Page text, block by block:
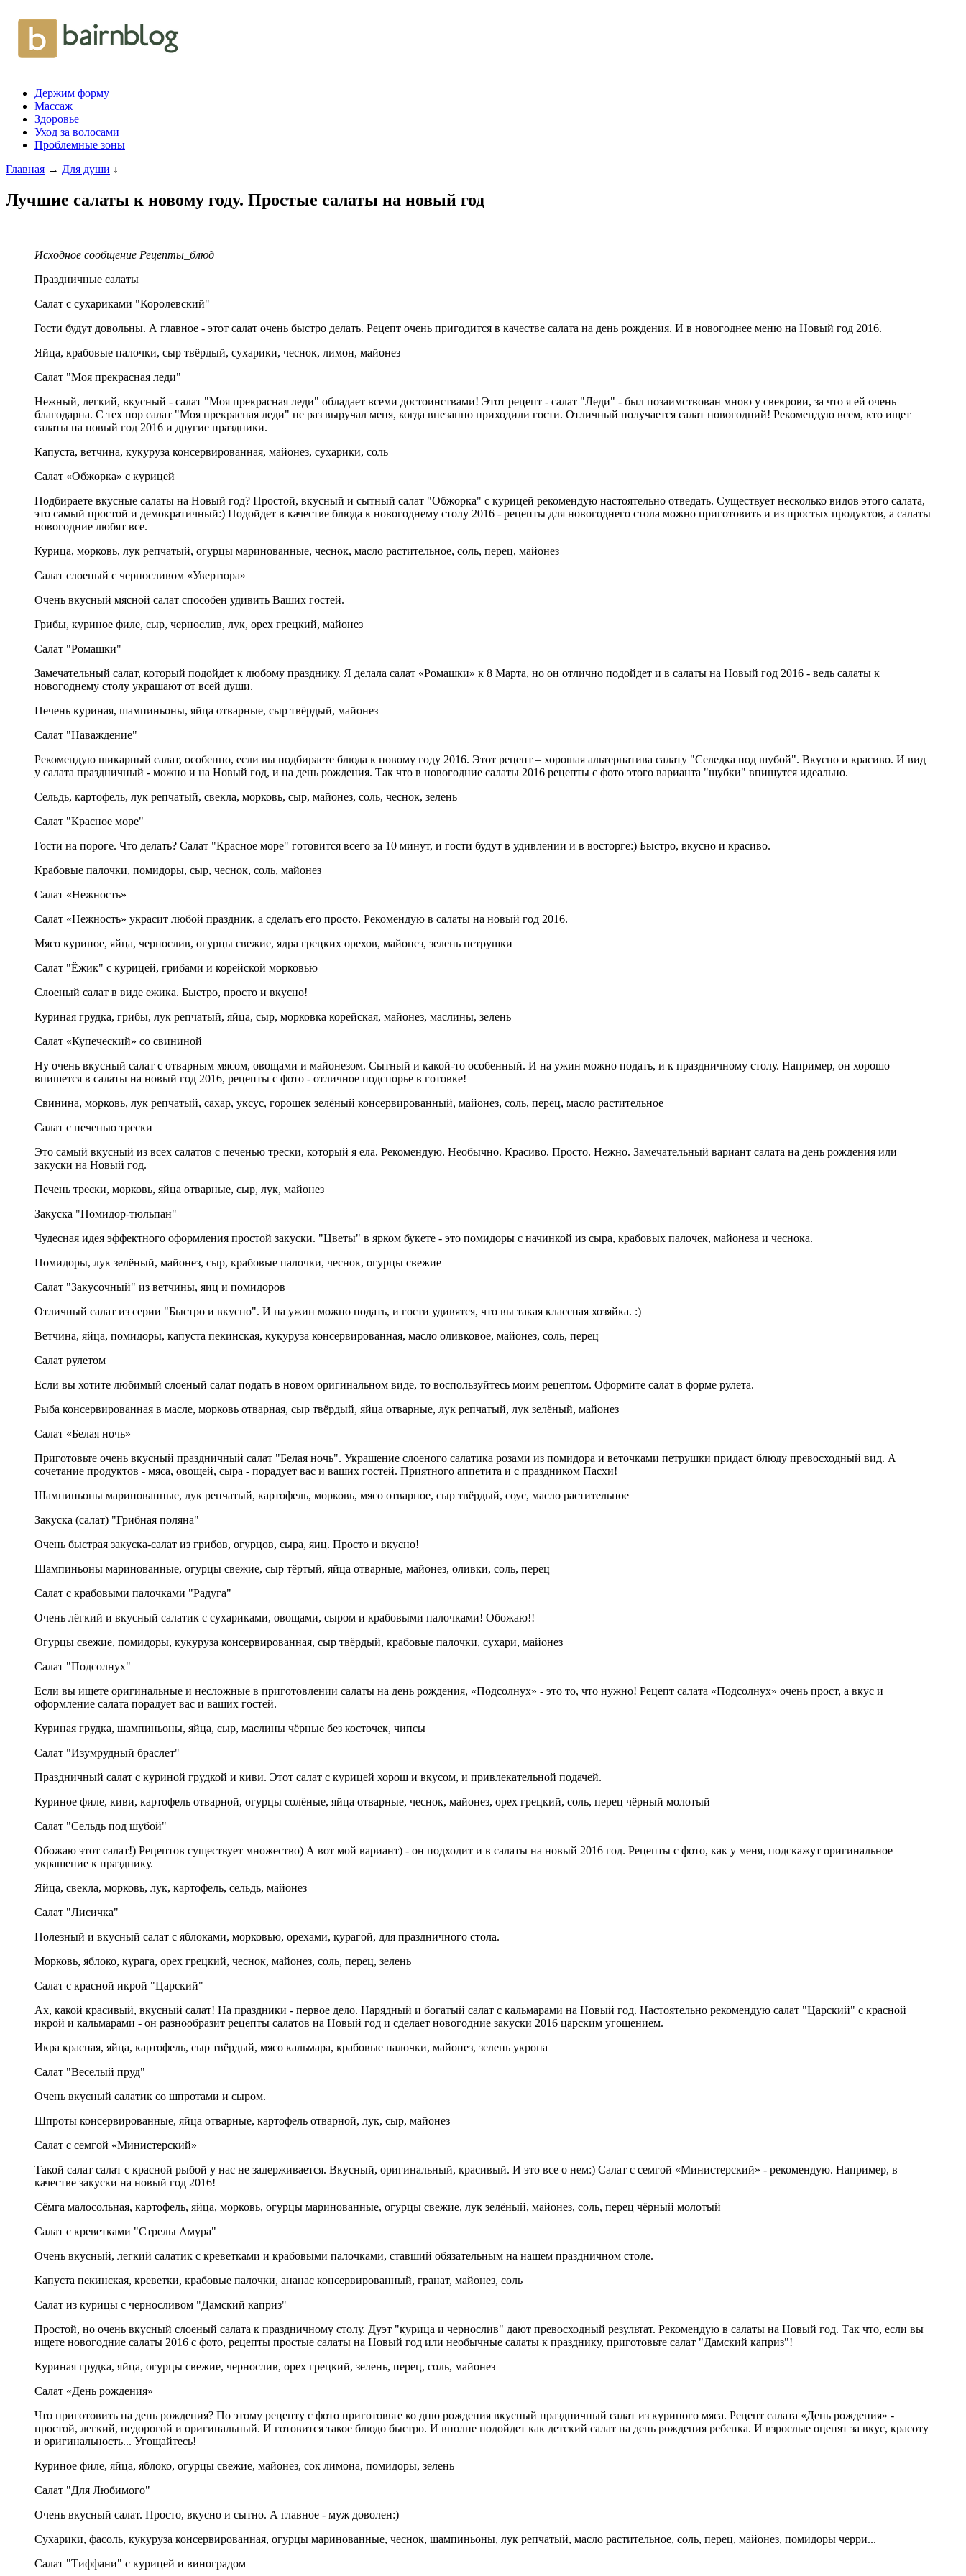
Держим форму
Массаж
Здоровье
Уход за волосами
Проблемные зоны
Главная → Для души ↓
Лучшие салаты к новому году. Простые салаты на новый год
Исходное сообщение Рецепты_блюд
Праздничные салаты
Салат с сухариками "Королевский"
Гости будут довольны. А главное - этот салат очень быстро делать. Рецепт очень пригодится в качестве салата на день рождения. И в новогоднее меню на Новый год 2016.
Яйца, крабовые палочки, сыр твёрдый, сухарики, чеснок, лимон, майонез
Салат "Моя прекрасная леди"
Нежный, легкий, вкусный - салат "Моя прекрасная леди" обладает всеми достоинствами! Этот рецепт - салат "Леди" - был позаимствован мною у свекрови, за что я ей очень
благодарна. С тех пор салат "Моя прекрасная леди" не раз выручал меня, когда внезапно приходили гости. Отличный получается салат новогодний! Рекомендую всем, кто ищет
салаты на новый год 2016 и другие праздники.
Капуста, ветчина, кукуруза консервированная, майонез, сухарики, соль
Салат «Обжорка» с курицей
Подбираете вкусные салаты на Новый год? Простой, вкусный и сытный салат "Обжорка" с курицей рекомендую настоятельно отведать. Существует несколько видов этого салата,
это самый простой и демократичный:) Подойдет в качестве блюда к новогоднему столу 2016 - рецепты для новогоднего стола можно приготовить и из простых продуктов, а салаты
новогодние любят все.
Курица, морковь, лук репчатый, огурцы маринованные, чеснок, масло растительное, соль, перец, майонез
Салат слоеный с черносливом «Увертюра»
Очень вкусный мясной салат способен удивить Ваших гостей.
Грибы, куриное филе, сыр, чернослив, лук, орех грецкий, майонез
Салат "Ромашки"
Замечательный салат, который подойдет к любому празднику. Я делала салат «Ромашки» к 8 Марта, но он отлично подойдет и в салаты на Новый год 2016 - ведь салаты к
новогоднему столу украшают от всей души.
Печень куриная, шампиньоны, яйца отварные, сыр твёрдый, майонез
Салат "Наваждение"
Рекомендую шикарный салат, особенно, если вы подбираете блюда к новому году 2016. Этот рецепт – хорошая альтернатива салату "Селедка под шубой". Вкусно и красиво. И вид
у салата праздничный - можно и на Новый год, и на день рождения. Так что в новогодние салаты 2016 рецепты с фото этого варианта "шубки" впишутся идеально.
Сельдь, картофель, лук репчатый, свекла, морковь, сыр, майонез, соль, чеснок, зелень
Салат "Красное море"
Гости на пороге. Что делать? Салат "Красное море" готовится всего за 10 минут, и гости будут в удивлении и в восторге:) Быстро, вкусно и красиво.
Крабовые палочки, помидоры, сыр, чеснок, соль, майонез
Салат «Нежность»
Салат «Нежность» украсит любой праздник, а сделать его просто. Рекомендую в салаты на новый год 2016.
Мясо куриное, яйца, чернослив, огурцы свежие, ядра грецких орехов, майонез, зелень петрушки
Салат "Ёжик" с курицей, грибами и корейской морковью
Слоеный салат в виде ежика. Быстро, просто и вкусно!
Куриная грудка, грибы, лук репчатый, яйца, сыр, морковка корейская, майонез, маслины, зелень
Салат «Купеческий» со свининой
Ну очень вкусный салат с отварным мясом, овощами и майонезом. Сытный и какой-то особенный. И на ужин можно подать, и к праздничному столу. Например, он хорошо
впишется в салаты на новый год 2016, рецепты с фото - отличное подспорье в готовке!
Свинина, морковь, лук репчатый, сахар, уксус, горошек зелёный консервированный, майонез, соль, перец, масло растительное
Салат с печенью трески
Это самый вкусный из всех салатов с печенью трески, который я ела. Рекомендую. Необычно. Красиво. Просто. Нежно. Замечательный вариант салата на день рождения или
закуски на Новый год.
Печень трески, морковь, яйца отварные, сыр, лук, майонез
Закуска "Помидор-тюльпан"
Чудесная идея эффектного оформления простой закуски. "Цветы" в ярком букете - это помидоры с начинкой из сыра, крабовых палочек, майонеза и чеснока.
Помидоры, лук зелёный, майонез, сыр, крабовые палочки, чеснок, огурцы свежие
Салат "Закусочный" из ветчины, яиц и помидоров
Отличный салат из серии "Быстро и вкусно". И на ужин можно подать, и гости удивятся, что вы такая классная хозяйка. :)
Ветчина, яйца, помидоры, капуста пекинская, кукуруза консервированная, масло оливковое, майонез, соль, перец
Салат рулетом
Если вы хотите любимый слоеный салат подать в новом оригинальном виде, то воспользуйтесь моим рецептом. Оформите салат в форме рулета.
Рыба консервированная в масле, морковь отварная, сыр твёрдый, яйца отварные, лук репчатый, лук зелёный, майонез
Салат «Белая ночь»
Приготовьте очень вкусный праздничный салат "Белая ночь". Украшение слоеного салатика розами из помидора и веточками петрушки придаст блюду превосходный вид. А
сочетание продуктов - мяса, овощей, сыра - порадует вас и ваших гостей. Приятного аппетита и с праздником Пасхи!
Шампиньоны маринованные, лук репчатый, картофель, морковь, мясо отварное, сыр твёрдый, соус, масло растительное
Закуска (салат) "Грибная поляна"
Очень быстрая закуска-салат из грибов, огурцов, сыра, яиц. Просто и вкусно!
Шампиньоны маринованные, огурцы свежие, сыр тёртый, яйца отварные, майонез, оливки, соль, перец
Салат с крабовыми палочками "Радуга"
Очень лёгкий и вкусный салатик с сухариками, овощами, сыром и крабовыми палочками! Обожаю!!
Огурцы свежие, помидоры, кукуруза консервированная, сыр твёрдый, крабовые палочки, сухари, майонез
Салат "Подсолнух"
Если вы ищете оригинальные и несложные в приготовлении салаты на день рождения, «Подсолнух» - это то, что нужно! Рецепт салата «Подсолнух» очень прост, а вкус и
оформление салата порадует вас и ваших гостей.
Куриная грудка, шампиньоны, яйца, сыр, маслины чёрные без косточек, чипсы
Салат "Изумрудный браслет"
Праздничный салат с куриной грудкой и киви. Этот салат с курицей хорош и вкусом, и привлекательной подачей.
Куриное филе, киви, картофель отварной, огурцы солёные, яйца отварные, чеснок, майонез, орех грецкий, соль, перец чёрный молотый
Салат "Сельдь под шубой"
Обожаю этот салат!) Рецептов существует множество) А вот мой вариант) - он подходит и в салаты на новый 2016 год. Рецепты с фото, как у меня, подскажут оригинальное
украшение к празднику.
Яйца, свекла, морковь, лук, картофель, сельдь, майонез
Салат "Лисичка"
Полезный и вкусный салат с яблоками, морковью, орехами, курагой, для праздничного стола.
Морковь, яблоко, курага, орех грецкий, чеснок, майонез, соль, перец, зелень
Салат с красной икрой "Царский"
Ах, какой красивый, вкусный салат! На праздники - первое дело. Нарядный и богатый салат с кальмарами на Новый год. Настоятельно рекомендую салат "Царский" с красной
икрой и кальмарами - он разнообразит рецепты салатов на Новый год и сделает новогодние закуски 2016 царским угощением.
Икра красная, яйца, картофель, сыр твёрдый, мясо кальмара, крабовые палочки, майонез, зелень укропа
Салат "Веселый пруд"
Очень вкусный салатик со шпротами и сыром.
Шпроты консервированные, яйца отварные, картофель отварной, лук, сыр, майонез
Салат с семгой «Министерский»
Такой салат салат с красной рыбой у нас не задерживается. Вкусный, оригинальный, красивый. И это все о нем:) Салат с семгой «Министерский» - рекомендую. Например, в
качестве закуски на новый год 2016!
Сёмга малосольная, картофель, яйца, морковь, огурцы маринованные, огурцы свежие, лук зелёный, майонез, соль, перец чёрный молотый
Салат с креветками "Стрелы Амура"
Очень вкусный, легкий салатик с креветками и крабовыми палочками, ставший обязательным на нашем праздничном столе.
Капуста пекинская, креветки, крабовые палочки, ананас консервированный, гранат, майонез, соль
Салат из курицы с черносливом "Дамский каприз"
Простой, но очень вкусный слоеный салата к праздничному столу. Дуэт "курица и чернослив" дают превосходный результат. Рекомендую в салаты на Новый год. Так что, если вы
ищете новогодние салаты 2016 с фото, рецепты простые салаты на Новый год или необычные салаты к празднику, приготовьте салат "Дамский каприз"!
Куриная грудка, яйца, огурцы свежие, чернослив, орех грецкий, зелень, перец, соль, майонез
Салат «День рождения»
Что приготовить на день рождения? По этому рецепту с фото приготовьте ко дню рождения вкусный праздничный салат из куриного мяса. Рецепт салата «День рождения» -
простой, легкий, недорогой и оригинальный. И готовится такое блюдо быстро. И вполне подойдет как детский салат на день рождения ребенка. И взрослые оценят за вкус, красоту
и оригинальность... Угощайтесь!
Куриное филе, яйца, яблоко, огурцы свежие, майонез, сок лимона, помидоры, зелень
Салат "Для Любимого"
Очень вкусный салат. Просто, вкусно и сытно. А главное - муж доволен:)
Сухарики, фасоль, кукуруза консервированная, огурцы маринованные, чеснок, шампиньоны, лук репчатый, масло растительное, соль, перец, майонез, помидоры черри...
Салат "Тиффани" с курицей и виноградом